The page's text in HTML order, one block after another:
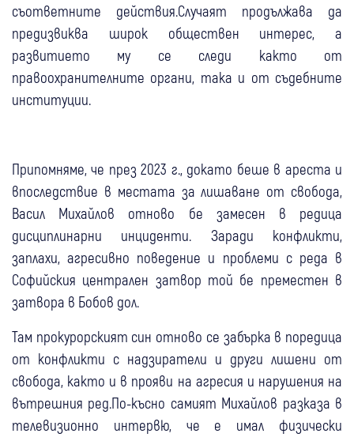
съответните действия.Случаят продължава да
предизвиква широк обществен интерес, а
развитието му се следи както от
правоохранителните органи, така и от съдебните
институции.
Припомняме, че през 2023 г., докато беше в ареста и
впоследствие в местата за лишаване от свобода,
Васил Михайлов отново бе замесен в редица
дисциплинарни инциденти. Заради конфликти,
заплахи, агресивно поведение и проблеми с реда в
Софийския централен затвор той бе преместен в
затвора в Бобов дол.
Там прокурорският син отново се забърка в поредица
от конфликти с надзиратели и други лишени от
свобода, както и в прояви на агресия и нарушения на
вътрешния ред.По-късно самият Михайлов разказа в
телевизионно интервю, че е имал физически